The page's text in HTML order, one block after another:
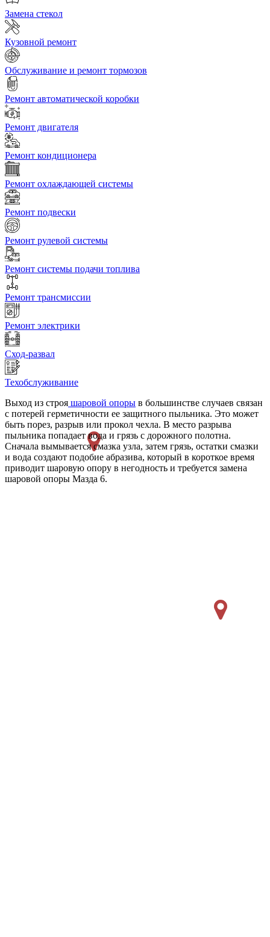
Замена стекол
Кузовной ремонт
Обслуживание и ремонт тормозов
Ремонт автоматической коробки
Ремонт двигателя
Ремонт кондиционера
Ремонт охлаждающей системы
Ремонт подвески
Ремонт рулевой системы
Ремонт системы подачи топлива
Ремонт трансмиссии
Ремонт электрики
Сход-развал
Техобслуживание
Выход из строя шаровой опоры в большинстве случаев связан
с потерей герметичности ее защитного пыльника. Это может
быть порез, разрыв или прокол чехла. В место разрыва
пыльника попадает вода и грязь с дорожного полотна.
Сначала вымывается смазка узла, затем грязь, остатки смазки
и вода создают подобие абразива, который в короткое время
приводит шаровую опору в негодность и требуется замена
шаровой опоры Мазда 6.